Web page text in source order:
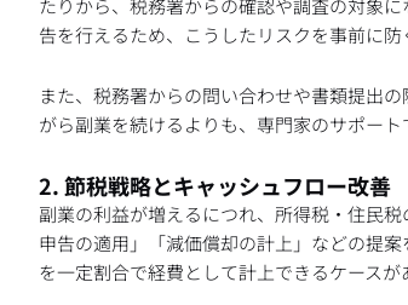
告を行えるため、こうしたリスクを事前に防
また、税務署からの問い合わせや書類提出
がら副業を続けるよりも、専門家のサポー
2. 節税戦略とキャッシュフロー改善
副業の利益が増えるにつれ、所得税・住民
申告の適用」「減価償却の計上」などの提
を一定割合で経費として計上できるケースが